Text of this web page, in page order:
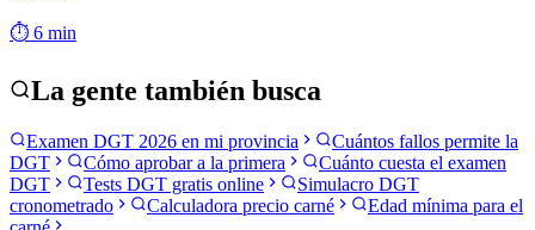
⏱ 6 min
La gente también busca
Examen DGT 2026 en mi provincia
Cuántos fallos permite la
DGT
Cómo aprobar a la primera
Cuánto cuesta el examen
DGT
Tests DGT gratis online
Simulacro DGT
cronometrado
Calculadora precio carné
Edad mínima para el